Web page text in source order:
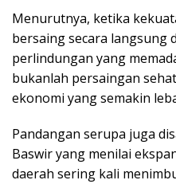
Menurutnya, ketika
bersaing secara langsung
perlindungan yang
bukanlah persaingan
ekonomi yang semakin
Pandangan serupa juga
Baswir yang menilai
daerah sering kali